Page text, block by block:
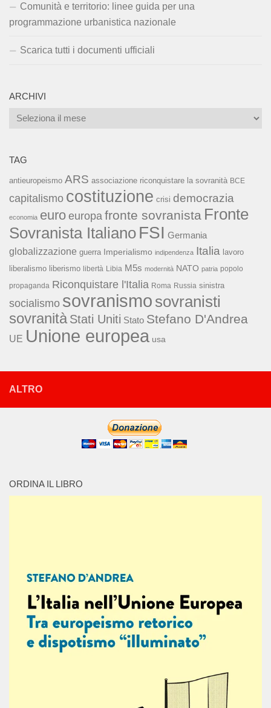
Comunità e territorio: linee guida per una
programmazione urbanistica nazionale
Scarica tutti i documenti ufficiali
ARCHIVI
Archivi
TAG
antieuropeismo ARS associazione riconquistare la sovranità BCE
capitalismo costituzione crisi democrazia
economia euro europa fronte sovranista Fronte
Sovranista Italiano FSI Germania
globalizzazione guerra Imperialismo indipendenza Italia lavoro
liberalismo liberismo libertà Libia M5s modernità NATO patria popolo
propaganda Riconquistare l'Italia Roma Russia sinistra
socialismo sovranismo sovranisti
sovranità Stati Uniti Stato Stefano D'Andrea
UE Unione europea usa
ALTRO
ORDINA IL LIBRO